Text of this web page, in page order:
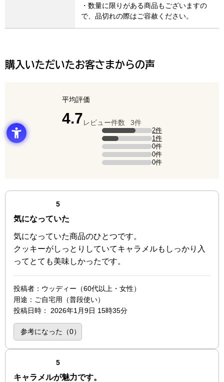
・数量に限りがある商品もございますの
で、品切れの際はご容赦ください。
購入いただいたお客さまからの声
平均評価
4.7点（5点満点中）
レビュー件数 3件
5点の評価は2件です（全体の66.7%）。
2件
4点の評価は1件です（全体の33.3%）。
1件
3点の評価は0件です。 0件
2点の評価は0件です。 0件
1点の評価は0件です。 0件
最新の商品レビュー
5点（5点満点中）
気になっていた
気になっていた商品のひとつです。
クッキーがしっとりしていてキャラメルもしっかり入
ってとても美味しかったです。
投稿者 ：ウッディー（60代以上・女性）
用途 ：ご自宅用（普段使い）
投稿日時 ： 2026年1月9日 15時35分
参考になった（0）
5点（5点満点中）
キャラメルが魅力です。